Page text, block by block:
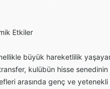
Etkiler
gelmeye devam ediyor. Özellikle, kulübün finansal durumu ve borsa üzerindeki etkileri, taraftarların ve
yanı sıra, takımın genel başarısı ile de yakından ilişkili. Başarılı bir transfer dönemi, hem taraftarları hem
yatırım yapmayı ve genç oyuncuları A takıma kazandırmayı planlıyor. Bu yaklaşım, hem maliyetleri